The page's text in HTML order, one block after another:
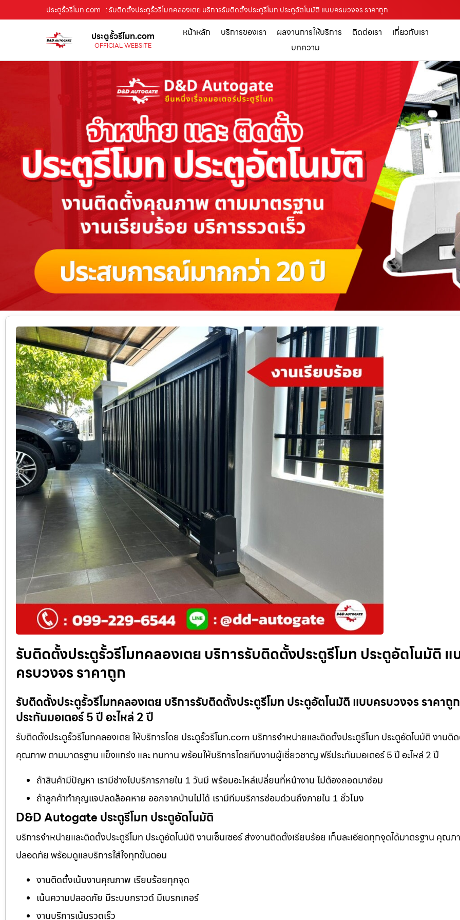
ประตูรั้วรีโมท.com : รับติดตั้งประตูรั้วรีโมทคลองเตย บริการรับติดตั้งประตูรีโมท ประตูอัตโนมัติ แบบครบวงจร ราคาถูก
ประตูรั้วรีโมท.com
OFFICIAL WEBSITE
หน้าหลัก บริการของเรา ผลงานการให้บริการ ติดต่อเรา
เกี่ยวกับเรา
บทความ
รับติดตั้งประตูรั้วรีโมทคลองเตย บริการรับติดตั้งประตูรีโมท ประตูอัตโนมัติ แ
ครบวงจร ราคาถูก
รับติดตั้งประตูรั้วรีโมทคลองเตย บริการรับติดตั้งประตูรีโมท ประตูอัตโนมัติ แบบครบวงจร ราคาถู
ประกันมอเตอร์ 5 ปี อะไหล่ 2 ปี
รับติดตั้งประตูรั้วรีโมทคลองเตย ให้บริการโดย ประตูรั้วรีโมท.com บริการจำหน่ายและติดตั้งประตูรีโมท ประตูอัตโนมัติ งานติ
คุณภาพ ตามมาตรฐาน แข็งแกร่ง และ ทนทาน พร้อมให้บริการโดยทีมงานผู้เชี่ยวชาญ ฟรีประกันมอเตอร์ 5 ปี อะไหล่ 2 ปี
ถ้าสินค้ามีปัญหา เรามีช่างไปบริการภายใน 1 วันมี พร้อมอะไหล่เปลี่ยนที่หน้างาน ไม่ต้องถอดมาซ่อม
ถ้าลูกค้าทำกุญแจปลดล็อคหาย ออกจากบ้านไม่ได้ เรามีทีมบริการซ่อมด่วนถึงภายใน 1 ชั่วโมง
D&D Autogate ประตูรีโมท ประตูอัตโนมัติ
บริการจำหน่ายและติดตั้งประตูรีโมท ประตูอัตโนมัติ งานเซ็นเซอร์ ส่งงานติดตั้งเรียบร้อย เก็บละเอียดทุกจุดได้มาตรฐาน คุณภ
ปลอดภัย พร้อมดูแลบริการใส่ใจทุกขั้นตอน
งานติดตั้งเน้นงานคุณภาพ เรียบร้อยทุกจุด
เน้นความปลอดภัย มีระบบกราวด์ มีเบรกเกอร์
งานบริการเน้นรวดเร็ว